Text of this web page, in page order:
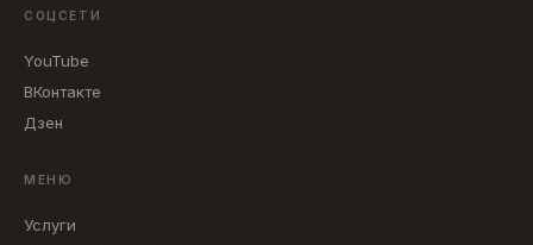
СОЦСЕТИ
YouTube
ВКонтакте
Дзен
МЕНЮ
Услуги